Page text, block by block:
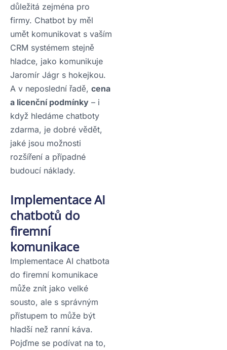
důležitá zejména pro
firmy. Chatbot by měl
umět komunikovat s vaším
CRM systémem stejně
hladce, jako komunikuje
Jaromír Jágr s hokejkou.
A v neposlední řadě, cena
a licenční podmínky – i
když hledáme chatboty
zdarma, je dobré vědět,
jaké jsou možnosti
rozšíření a případné
budoucí náklady.
Implementace AI
chatbotů do
firemní
komunikace
Implementace AI chatbota
do firemní komunikace
může znít jako velké
sousto, ale s správným
přístupem to může být
hladší než ranní káva.
Pojďme se podívat na to,